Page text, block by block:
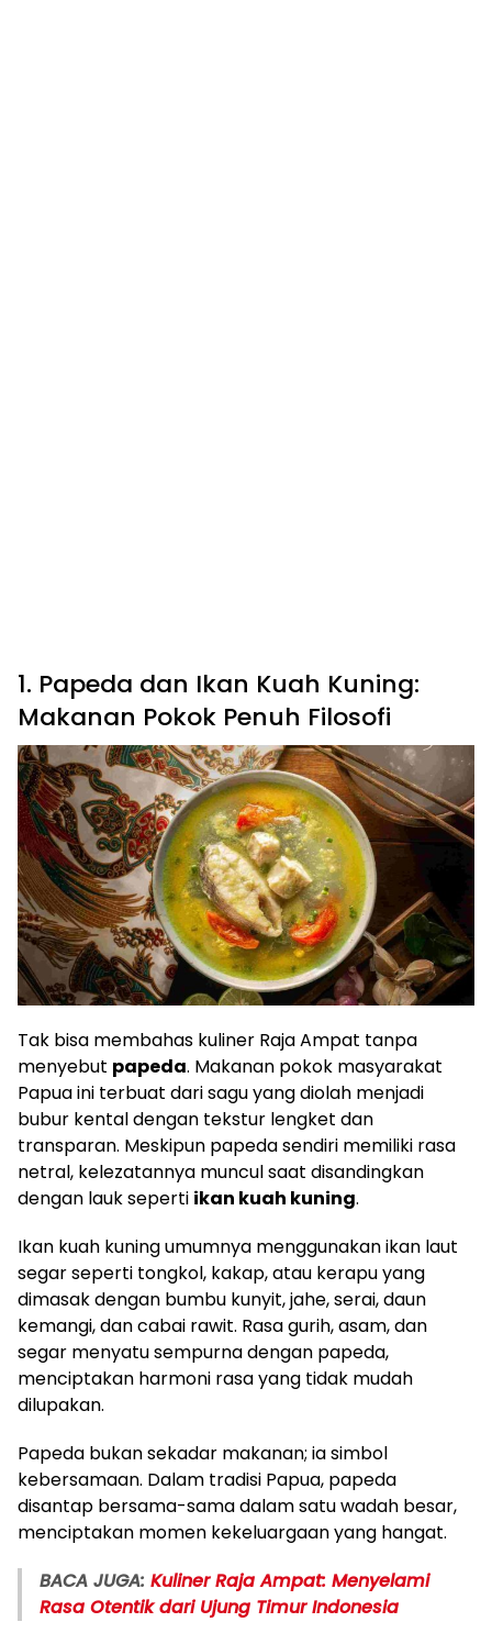
1. Papeda dan Ikan Kuah Kuning:
Makanan Pokok Penuh Filosofi
Tak bisa membahas kuliner Raja Ampat tanpa
menyebut papeda. Makanan pokok masyarakat
Papua ini terbuat dari sagu yang diolah menjadi
bubur kental dengan tekstur lengket dan
transparan. Meskipun papeda sendiri memiliki rasa
netral, kelezatannya muncul saat disandingkan
dengan lauk seperti ikan kuah kuning.
Ikan kuah kuning umumnya menggunakan ikan laut
segar seperti tongkol, kakap, atau kerapu yang
dimasak dengan bumbu kunyit, jahe, serai, daun
kemangi, dan cabai rawit. Rasa gurih, asam, dan
segar menyatu sempurna dengan papeda,
menciptakan harmoni rasa yang tidak mudah
dilupakan.
Papeda bukan sekadar makanan; ia simbol
kebersamaan. Dalam tradisi Papua, papeda
disantap bersama-sama dalam satu wadah besar,
menciptakan momen kekeluargaan yang hangat.
BACA JUGA: Kuliner Raja Ampat: Menyelami
Rasa Otentik dari Ujung Timur Indonesia